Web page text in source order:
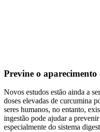
Previne o aparecimento
Novos estudos estão ainda a
doses elevadas de curcumina
seres humanos, no entanto,
ingestão pode ajudar a
especialmente do sistema